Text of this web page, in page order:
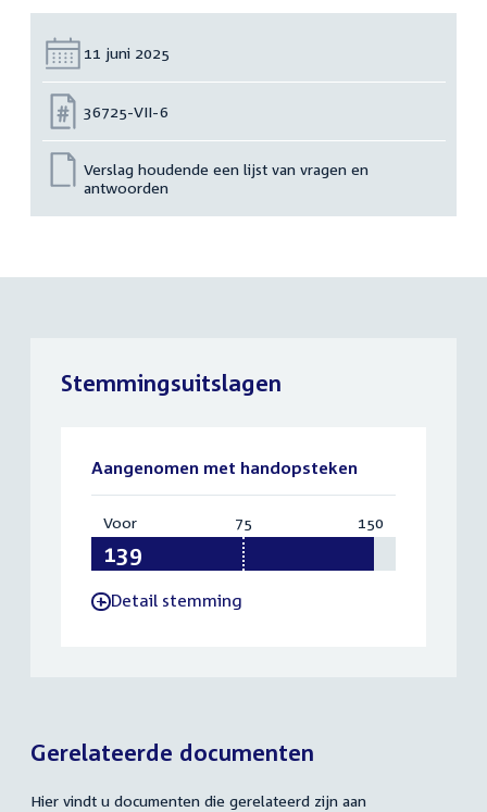
Datum:
11 juni 2025
Nummer:
36725-VII-6
Verslag houdende een lijst van vragen en
antwoorden
Stemmingsuitslagen
Aangenomen met handopsteken
Voor:
139
75 150
-Detail stemming
Gerelateerde documenten
Hier vindt u documenten die gerelateerd zijn aan